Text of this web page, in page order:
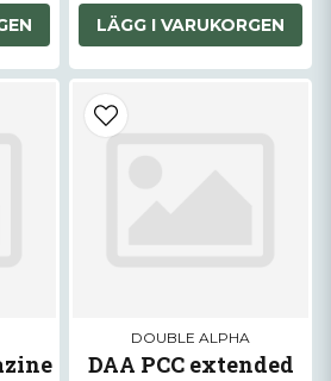
LÄGG I VARUKORGEN
DOUBLE ALPHA
DAA PCC extended